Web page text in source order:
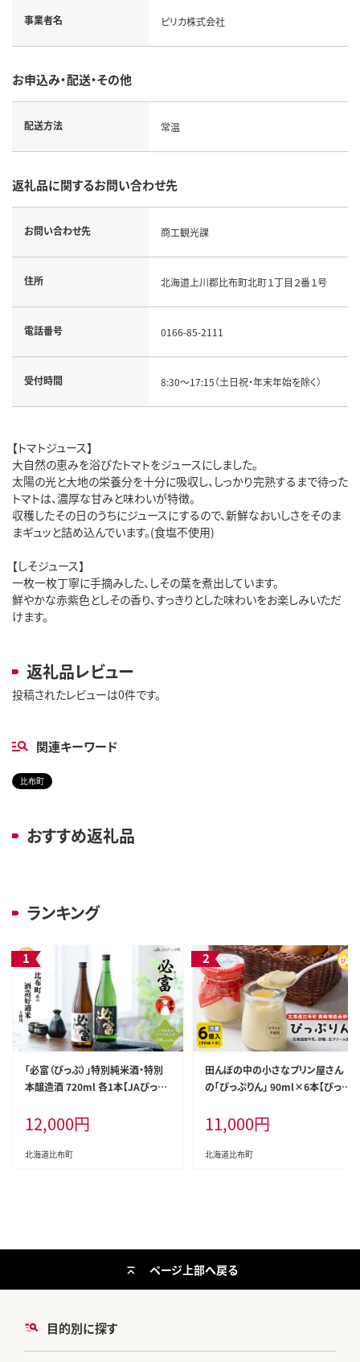
事業者名 ピリカ株式会社
お申込み・配送・その他
配送方法 常温
返礼品に関するお問い合わせ先
お問い合わせ先 商工観光課
住所 北海道上川郡比布町北町１丁目２番１号
電話番号 0166-85-2111
受付時間 8:30～17:15（土日祝・年末年始を除く）
【トマトジュース】
大自然の恵みを浴びたトマトをジュースにしました。
太陽の光と大地の栄養分を十分に吸収し、しっかり完熟するまで待った
トマトは、濃厚な甘みと味わいが特徴。
収穫したその日のうちにジュースにするので、新鮮なおいしさをそのま
まギュッと詰め込んでいます。(食塩不使用)
【しそジュース】
一枚一枚丁寧に手摘みした、しその葉を煮出しています。
鮮やかな赤紫色としその香り、すっきりとした味わいをお楽しみいただ
けます。
返礼品レビュー
投稿されたレビューは0件です。
関連キーワード
比布町
おすすめ返礼品
ランキング
「必富（ぴっぷ）」特別純米酒・特別
本醸造酒 720ml 各1本【JAぴっぷ
粧箱 セット 詰め合わせ 男山酒造
彗星 北海道 比布町 ぴっぷ 1001-0
02
12,000円
北海道比布町
田んぼの中の小さなプリン屋さん
の「ぴっぷりん」 90ml×6本【ぴっぷ
ふわとろ スイーツ デザート おやつ
お菓子 洋菓子 お取り寄せ 北海道
比布町 ぴっぷ 1008-001
11,000円
北海道比布町
目的別に探す
ページ上部へ戻る